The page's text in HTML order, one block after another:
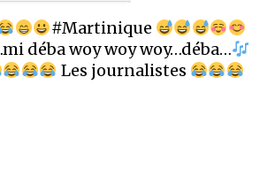
#Martinique
déba woy woy woy…déba…
Les journalistes